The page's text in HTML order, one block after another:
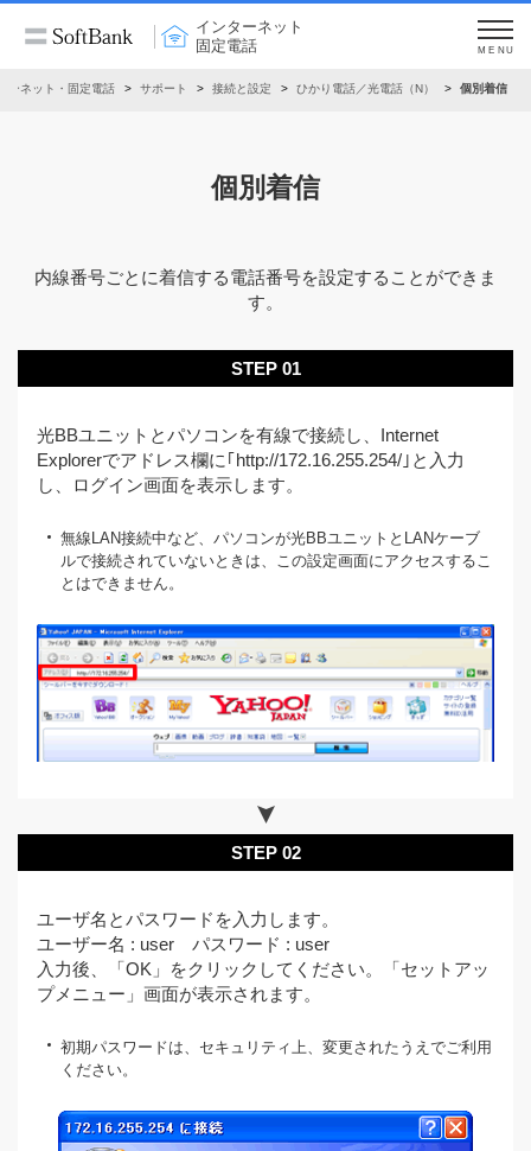
インターネット
固定電話
MENU
ーネット・固定電話 サポート 接続と設定 ひかり電話／光電話（N） 個別着信
個別着信
内線番号ごとに着信する電話番号を設定することができま
す。
STEP 01
光BBユニットとパソコンを有線で接続し、Internet
Explorerでアドレス欄に｢http://172.16.255.254/｣と入力
し、ログイン画面を表示します。
無線LAN接続中など、パソコンが光BBユニットとLANケーブ
ルで接続されていないときは、この設定画面にアクセスするこ
とはできません。
STEP 02
ユーザ名とパスワードを入力します。
ユーザー名 : user パスワード : user
入力後、「OK」をクリックしてください。「セットアッ
プメニュー」画面が表示されます。
初期パスワードは、セキュリティ上、変更されたうえでご利用
ください。